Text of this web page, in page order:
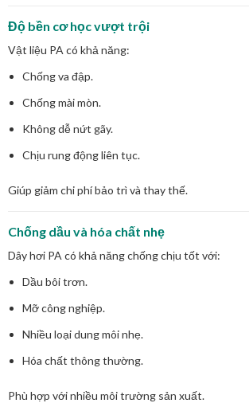
Độ bền cơ học vượt trội
Vật liệu PA có khả năng:
Chống va đập.
Chống mài mòn.
Không dễ nứt gãy.
Chịu rung động liên tục.
Giúp giảm chi phí bảo trì và thay thế.
Chống dầu và hóa chất nhẹ
Dây hơi PA có khả năng chống chịu tốt với:
Dầu bôi trơn.
Mỡ công nghiệp.
Nhiều loại dung môi nhẹ.
Hóa chất thông thường.
Phù hợp với nhiều môi trường sản xuất.